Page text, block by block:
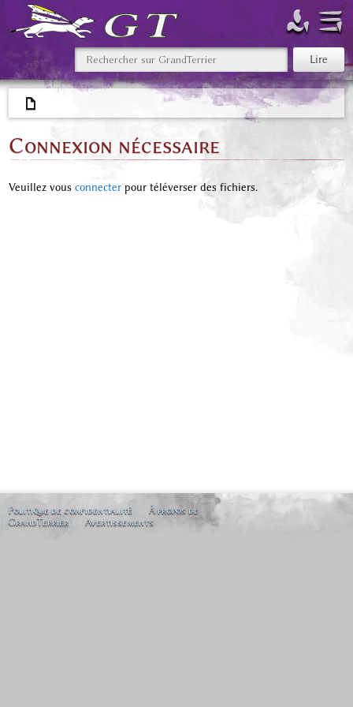
Connexion nécessaire
Veuillez vous connecterpour téléverser des fichiers.
Politique de confidentialité
À propos de
GrandTerrier
Avertissements